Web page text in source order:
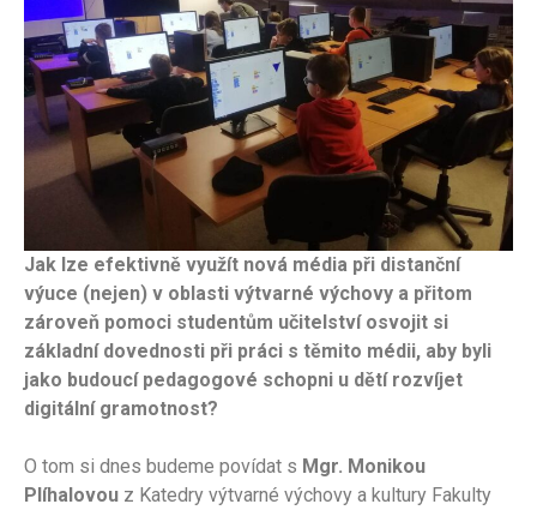
Jak lze efektivně využít nová média při distanční
výuce (nejen) v oblasti výtvarné výchovy a přitom
zároveň pomoci studentům učitelství osvojit si
základní dovednosti při práci s těmito médii, aby byli
jako budoucí pedagogové schopni u dětí rozvíjet
digitální gramotnost?
O tom si dnes budeme povídat s Mgr. Monikou
Plíhalovou z Katedry výtvarné výchovy a kultury Fakulty